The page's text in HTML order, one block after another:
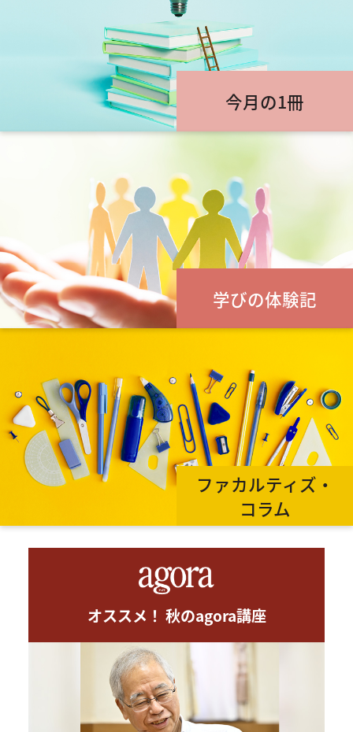
今月の1冊
学びの体験記
ファカルティズ・
コラム
オススメ！ 秋のagora講座